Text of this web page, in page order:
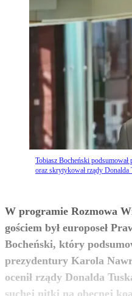
Tobiasz Bocheński
oraz skrytykował rządy
W programie Rozmowa
gościem był europoseł
Bocheński, który
prezydentury Karola
ocenił rządy Donalda